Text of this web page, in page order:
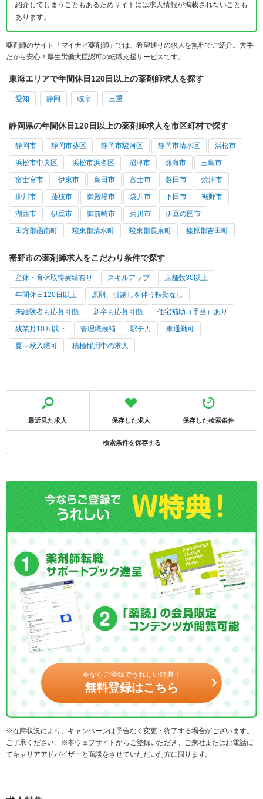
紹介してしまうこともあるためサイトには求人情報が掲載されないことも
あります。
薬剤師のサイト「マイナビ薬剤師」では、希望通りの求人を無料でご紹介。大手
だから安心！厚生労働大臣認可の転職支援サービスです。
東海エリアで年間休日120日以上の薬剤師求人を探す
愛知 静岡 岐阜 三重
静岡県の年間休日120日以上の薬剤師求人を市区町村で探す
静岡市 静岡市葵区 静岡市駿河区 静岡市清水区 浜松市
浜松市中央区 浜松市浜名区 沼津市 熱海市 三島市
富士宮市 伊東市 島田市 富士市 磐田市 焼津市
掛川市 藤枝市 御殿場市 袋井市 下田市 裾野市
湖西市 伊豆市 御前崎市 菊川市 伊豆の国市
田方郡函南町 駿東郡清水町 駿東郡長泉町 榛原郡吉田町
裾野市の薬剤師求人をこだわり条件で探す
産休・育休取得実績有り スキルアップ 店舗数30以上
年間休日120日以上 原則、引越しを伴う転勤なし
未経験者も応募可能 新卒も応募可能 住宅補助（手当）あり
残業月10ｈ以下 管理職候補 駅チカ 車通勤可
夏～秋入職可 積極採用中の求人
最近見た求人 保存した求人 保存した検索条件
検索条件を保存する
今ならご登録でうれしい特典！
無料登録はこちら
※在庫状況により、キャンペーンは予告なく変更・終了する場合がございます。
ご了承ください。※本ウェブサイトからご登録いただき、ご来社またはお電話に
てキャリアアドバイザーと面談をさせていただいた方に限ります。